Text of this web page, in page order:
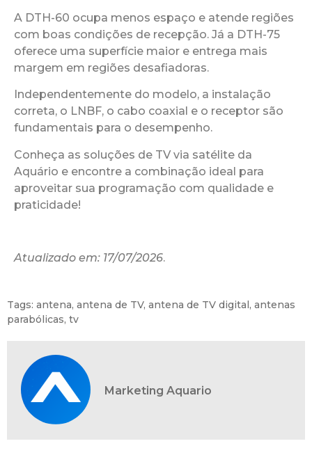
A DTH-60 ocupa menos espaço e atende regiões
com boas condições de recepção. Já a DTH-75
oferece uma superfície maior e entrega mais
margem em regiões desafiadoras.
Independentemente do modelo, a instalação
correta, o LNBF, o cabo coaxial e o receptor são
fundamentais para o desempenho.
Conheça as soluções de TV via satélite da
Aquário e encontre a combinação ideal para
aproveitar sua programação com qualidade e
praticidade!
Atualizado em: 17/07/2026.
Tags: antena, antena de TV, antena de TV digital, antenas
parabólicas, tv
Marketing Aquario